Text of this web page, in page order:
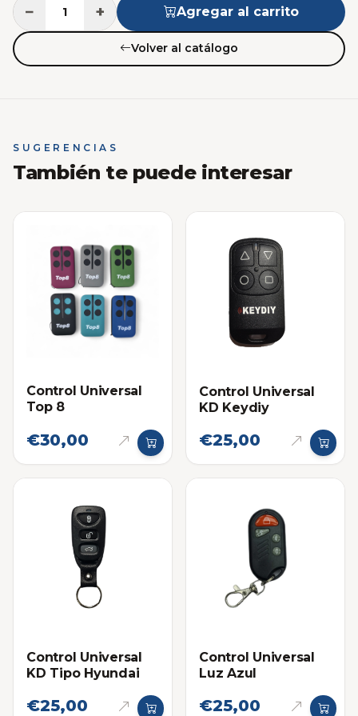
− + Agregar al carrito
Volver al catálogo
SUGERENCIAS
También te puede interesar
Control Universal
Top 8
€30,00
Control Universal
KD Keydiy
€25,00
Control Universal
KD Tipo Hyundai
€25,00
Control Universal
Luz Azul
€25,00